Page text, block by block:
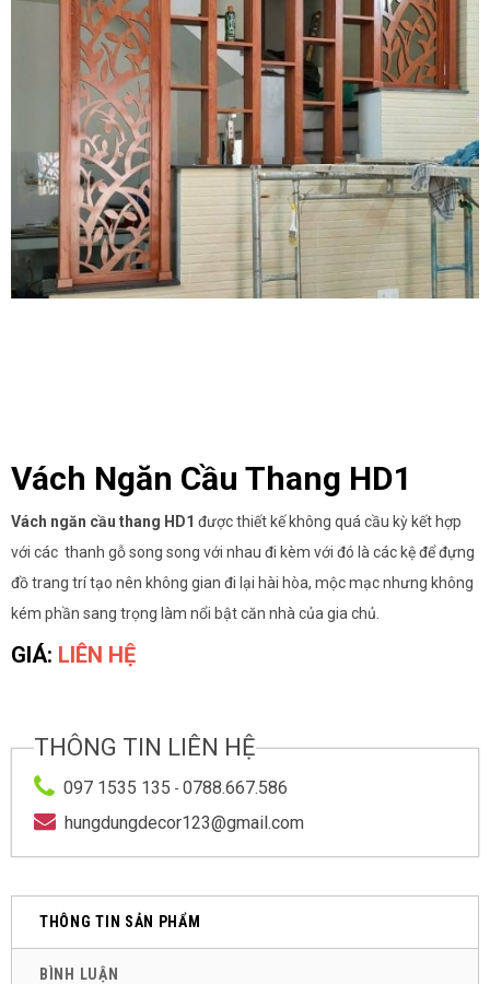
Vách Ngăn Cầu Thang HD1
Vách ngăn cầu thang HD1 được thiết kế không quá cầu kỳ kết hợp
với các thanh gỗ song song với nhau đi kèm với đó là các kệ để đựng
đồ trang trí tạo nên không gian đi lại hài hòa, mộc mạc nhưng không
kém phần sang trọng làm nổi bật căn nhà của gia chủ.
GIÁ: LIÊN HỆ
THÔNG TIN LIÊN HỆ
097 1535 135 - 0788.667.586
hungdungdecor123@gmail.com
THÔNG TIN SẢN PHẨM
BÌNH LUẬN